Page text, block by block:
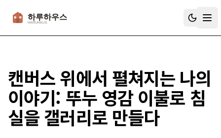
하루하우스
캔버스 위에서 펼쳐지는 나의
이야기: 뚜누 영감 이불로 침
실을 갤러리로 만들다